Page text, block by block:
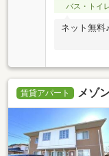
バス・トイ
ネット無
賃貸アパート メゾ